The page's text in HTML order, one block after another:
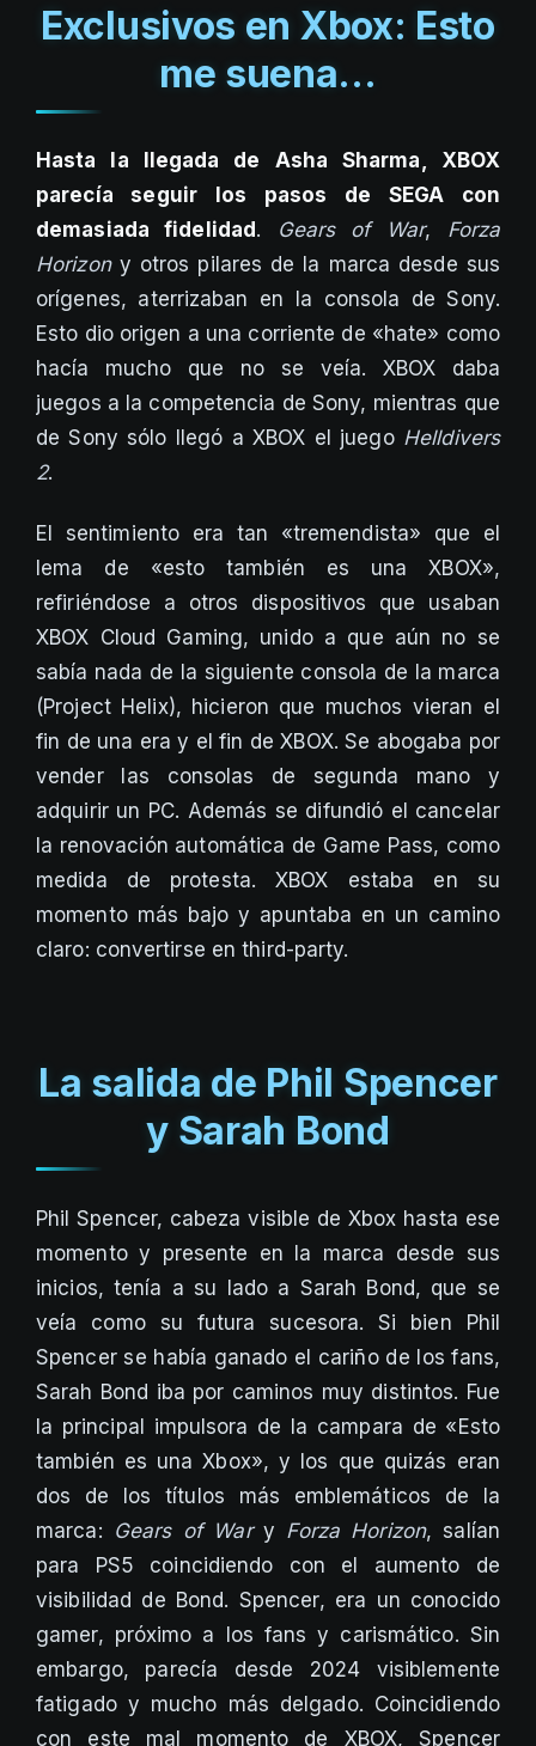
Exclusivos en Xbox: Esto
me suena…
Hasta la llegada de Asha Sharma, XBOX
parecía seguir los pasos de SEGA con
demasiada fidelidad . Gears of War, Forza
Horizony otros pilares de la marca desde sus
orígenes, aterrizaban en la consola de Sony.
Esto dio origen a una corriente de «hate» como
hacía mucho que no se veía. XBOX daba
juegos a la competencia de Sony, mientras que
de Sony sólo llegó a XBOX el juego Helldivers
2.
El sentimiento era tan «tremendista» que el
lema de «esto también es una XBOX»,
refiriéndose a otros dispositivos que usaban
XBOX Cloud Gaming, unido a que aún no se
sabía nada de la siguiente consola de la marca
(Project Helix), hicieron que muchos vieran el
fin de una era y el fin de XBOX. Se abogaba por
vender las consolas de segunda mano y
adquirir un PC. Además se difundió el cancelar
la renovación automática de Game Pass, como
medida de protesta. XBOX estaba en su
momento más bajo y apuntaba en un camino
claro: convertirse en third-party.
La salida de Phil Spencer
y Sarah Bond
Phil Spencer, cabeza visible de Xbox hasta ese
momento y presente en la marca desde sus
inicios, tenía a su lado a Sarah Bond, que se
veía como su futura sucesora. Si bien Phil
Spencer se había ganado el cariño de los fans,
Sarah Bond iba por caminos muy distintos. Fue
la principal impulsora de la campara de «Esto
también es una Xbox», y los que quizás eran
dos de los títulos más emblemáticos de la
marca: Gears of Wary Forza Horizon, salían
para PS5 coincidiendo con el aumento de
visibilidad de Bond. Spencer, era un conocido
gamer, próximo a los fans y carismático. Sin
embargo, parecía desde 2024 visiblemente
fatigado y mucho más delgado. Coincidiendo
con este mal momento de XBOX, Spencer